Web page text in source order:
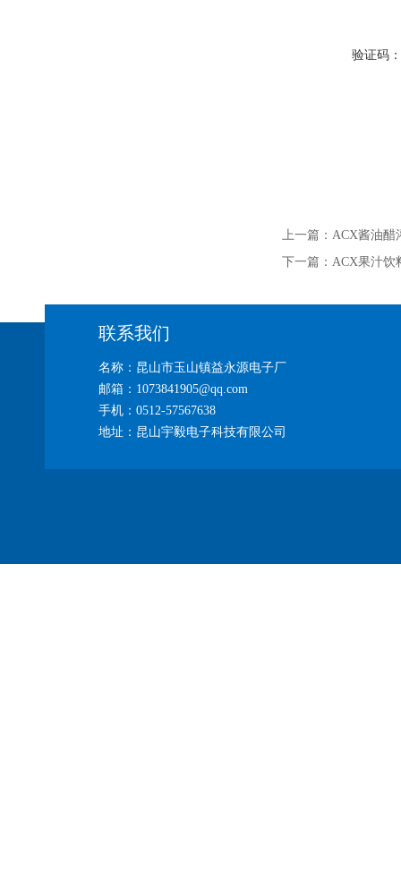
验证码：
上一篇： ACX酱油醋
下一篇： ACX果汁饮
联系我们
名称：昆山市玉山镇益永源电子厂
邮箱：1073841905@qq.com
手机：0512-57567638
地址：昆山宇毅电子科技有限公司